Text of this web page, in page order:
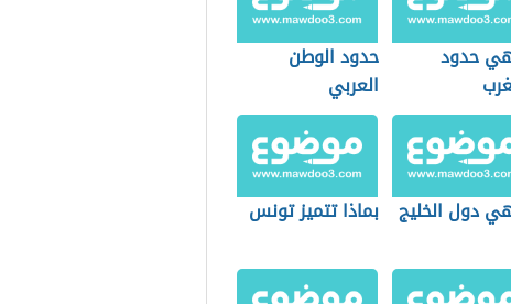
حدود
حدود الوطن
العربي
دول الخليج بماذا تتميز تونس